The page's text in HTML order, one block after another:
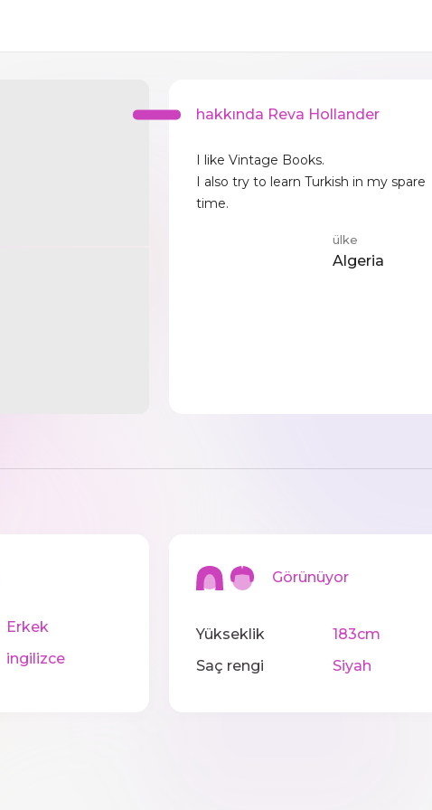
hakkında Reva Hollander
I like Vintage Books.
I also try to learn Turkish in my spare
time.
ülke
Algeria
Erkek
ingilizce
Görünüyor
Yükseklik
183cm
Saç rengi
Siyah